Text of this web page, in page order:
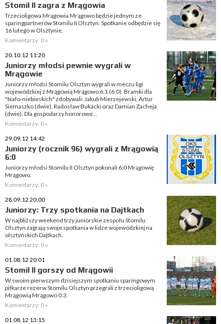
Stomil II zagra z Mrągowia
Trzecioligowa Mrągowia Mrągowo będzie jednym ze
sparingpartnerów Stomilu II Olsztyn. Spotkanie odbędzie się
16 lutego w Olsztynie.
Komentarzy: 0 »
20.10.12 11:20
Juniorzy młodsi pewnie wygrali w
Mrągowie
Juniorzy młodsi Stomilu Olsztyn wygrali w meczu ligi
wojewódzkiej z Mrągowią Mrągowo 6:1 (6:0). Bramki dla
"biało-niebieskich" zdobywali: Jakub Mierzejewski, Artur
Siemaszko (dwie), Radosław Bukacki oraz Damian Zacheja
(dwie). Dla gospodarzy honorowe...
Komentarzy: 0 »
29.09.12 14:42
Juniorzy (rocznik 96) wygrali z Mrągowią
6:0
Juniorzy młodsi Stomilu II Olsztyn pokonali 6:0 Mrągowię
Mrągowo.
Komentarzy: 0 »
28.09.12 20:00
Juniorzy: Trzy spotkania na Dajtkach
W najbliższy weekend trzy juniorskie zespołu Stomilu
Olsztyn zagrają swoje spotkania w lidze wojewódzkiej na
olsztyńskich Dajtkach.
Komentarzy: 0 »
01.08.12 20:01
Stomil II gorszy od Mrągowii
W swoim pierwszym dzisiejszym spotkaniu sparingowym
piłkarze rezerw Stomilu Olsztyn przegrali z trzecioligową
Mrągowią Mrągowo 0:3.
Komentarzy: 0 »
01.08.12 13:15